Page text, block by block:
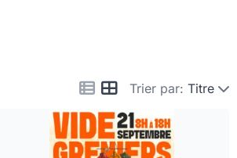
Trier par: Titre